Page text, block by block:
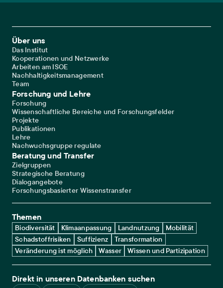
Footer Main Navigation
Über uns
Das Institut
Kooperationen und Netzwerke
Arbeiten am ISOE
Nachhaltigkeitsmanagement
Team
Forschung und Lehre
Forschung
Wissenschaftliche Bereiche und Forschungsfelder
Projekte
Publikationen
Lehre
Nachwuchsgruppe regulate
Beratung und Transfer
Zielgruppen
Strategische Beratung
Dialogangebote
Forschungsbasierter Wissenstransfer
Themen
Biodiversität Klimaanpassung Landnutzung
Mobilität
Schadstoffrisiken
Suffizienz
Transformation
Veränderung ist möglich
Wasser Wissen und Partizipation
Direkt in unseren Datenbanken suchen